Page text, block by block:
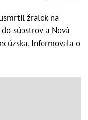
žralok na
súostrovia Nová
Informovala o